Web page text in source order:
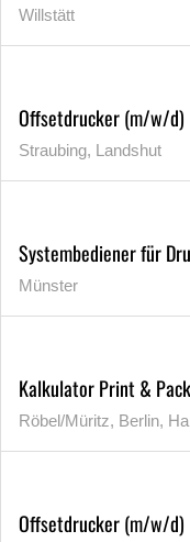
Willstätt
Offsetdrucker (m/w/d)
Straubing, Landshut
Systembediener für
Münster
Kalkulator Print &
Röbel/Müritz, Berlin,
Offsetdrucker (m/w/d)